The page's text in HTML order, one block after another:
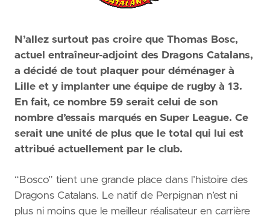
N’allez surtout pas croire que Thomas Bosc,
actuel entraîneur-adjoint des Dragons Catalans,
a décidé de tout plaquer pour déménager à
Lille et y implanter une équipe de rugby à 13.
En fait, ce nombre 59 serait celui de son
nombre d’essais marqués en Super League. Ce
serait une unité de plus que le total qui lui est
attribué actuellement par le club.
“Bosco” tient une grande place dans l’histoire des
Dragons Catalans. Le natif de Perpignan n’est ni
plus ni moins que le meilleur réalisateur en carrière